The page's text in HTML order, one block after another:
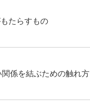
たらすもの
係を結ぶための触れ方